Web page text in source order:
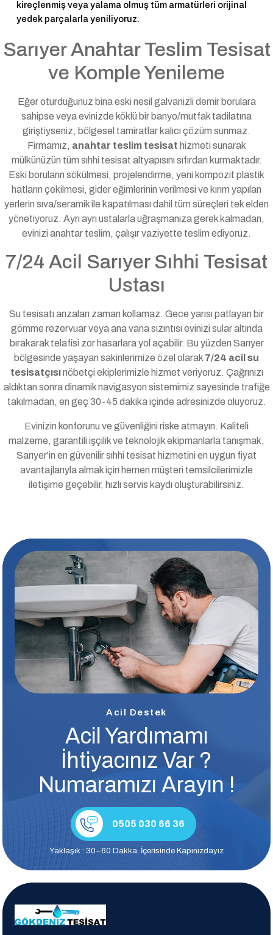
kireçlenmiş veya yalama olmuş tüm armatürleri orijinal
yedek parçalarla yeniliyoruz.
Sarıyer Anahtar Teslim Tesisat
ve Komple Yenileme
Eğer oturduğunuz bina eski nesil galvanizli demir borulara
sahipse veya evinizde köklü bir banyo/mutfak tadilatına
giriştiyseniz, bölgesel tamiratlar kalıcı çözüm sunmaz.
Firmamız, anahtar teslim tesisat hizmeti sunarak
mülkünüzün tüm sıhhi tesisat altyapısını sıfırdan kurmaktadır.
Eski boruların sökülmesi, projelendirme, yeni kompozit plastik
hatların çekilmesi, gider eğimlerinin verilmesi ve kırım yapılan
yerlerin sıva/seramik ile kapatılması dahil tüm süreçleri tek elden
yönetiyoruz. Ayrı ayrı ustalarla uğraşmanıza gerek kalmadan,
evinizi anahtar teslim, çalışır vaziyette teslim ediyoruz.
7/24 Acil Sarıyer Sıhhi Tesisat
Ustası
Su tesisatı arızaları zaman kollamaz. Gece yarısı patlayan bir
gömme rezervuar veya ana vana sızıntısı evinizi sular altında
bırakarak telafisi zor hasarlara yol açabilir. Bu yüzden Sarıyer
bölgesinde yaşayan sakinlerimize özel olarak 7/24 acil su
tesisatçısınöbetçi ekiplerimizle hizmet veriyoruz. Çağrınızı
aldıktan sonra dinamik navigasyon sistemimiz sayesinde trafiğe
takılmadan, en geç 30-45 dakika içinde adresinizde oluyoruz.
Evinizin konforunu ve güvenliğini riske atmayın. Kaliteli
malzeme, garantili işçilik ve teknolojik ekipmanlarla tanışmak,
Sarıyer'in en güvenilir sıhhi tesisat hizmetini en uygun fiyat
avantajlarıyla almak için hemen müşteri temsilcilerimizle
iletişime geçebilir, hızlı servis kaydı oluşturabilirsiniz.
Acil Destek
Acil Yardımamı
İhtiyacınız Var ?
Numaramızı Arayın !
0505 030 66 36
Yaklaşık : 30–60 Dakka, İçerisinde Kapınızdayız